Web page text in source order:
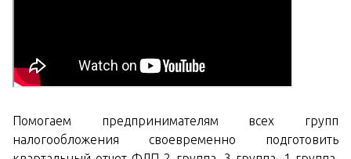
Помогаем предпринимателям всех групп
налогообложения своевременно подготовить